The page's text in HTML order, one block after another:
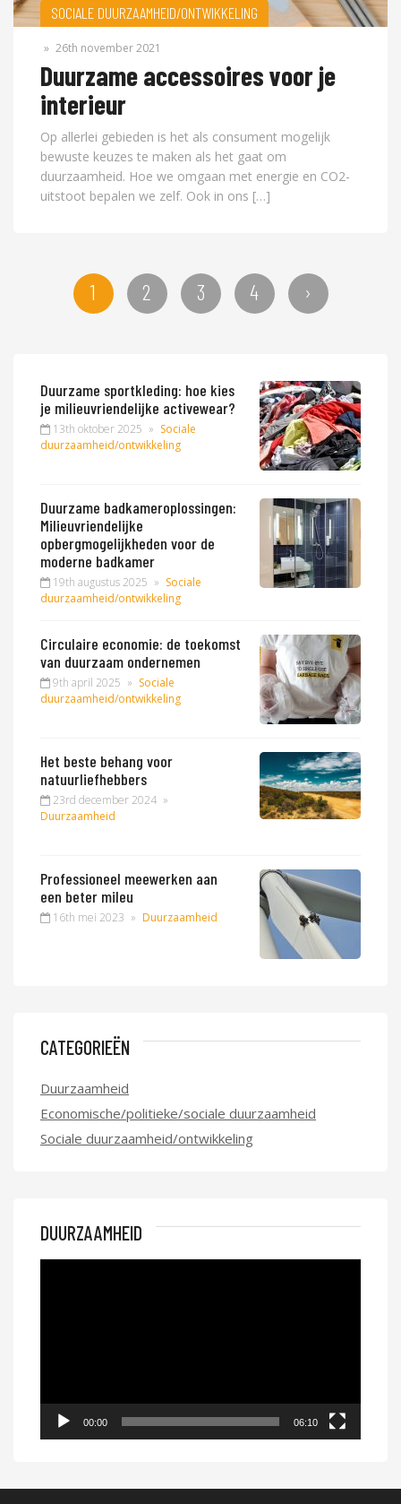
SOCIALE DUURZAAMHEID/ONTWIKKELING
» 26th november 2021
Duurzame accessoires voor je
interieur
Op allerlei gebieden is het als consument mogelijk
bewuste keuzes te maken als het gaat om
duurzaamheid. Hoe we omgaan met energie en CO2-
uitstoot bepalen we zelf. Ook in ons […]
1 2 3 4 ›
Duurzame sportkleding: hoe kies
je milieuvriendelijke activewear?
13th oktober 2025 » Sociale
duurzaamheid/ontwikkeling
Duurzame badkameroplossingen:
Milieuvriendelijke
opbergmogelijkheden voor de
moderne badkamer
19th augustus 2025 » Sociale
duurzaamheid/ontwikkeling
Circulaire economie: de toekomst
van duurzaam ondernemen
9th april 2025 » Sociale
duurzaamheid/ontwikkeling
Het beste behang voor
natuurliefhebbers
23rd december 2024 »
Duurzaamheid
Professioneel meewerken aan
een beter mileu
16th mei 2023 » Duurzaamheid
CATEGORIEËN
Duurzaamheid
Economische/politieke/sociale duurzaamheid
Sociale duurzaamheid/ontwikkeling
DUURZAAMHEID
Videospeler
00:00 06:10